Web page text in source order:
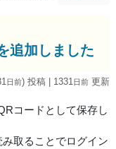
追加しました
日前) 投稿 | 1331 日前 更新
コードとして保存し
取ることでログイン